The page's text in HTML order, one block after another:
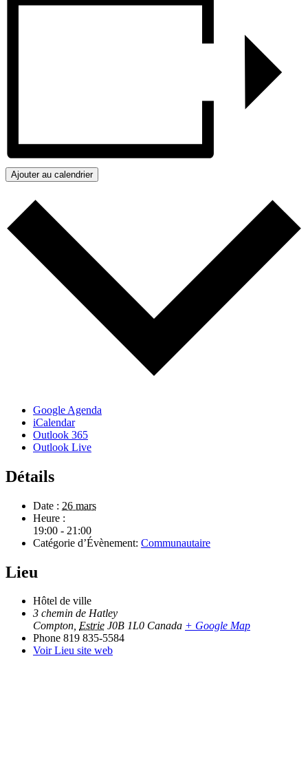
Ajouter au calendrier
Google Agenda
iCalendar
Outlook 365
Outlook Live
Détails
Date : 26 mars
Heure :
19:00 - 21:00
Catégorie d’Évènement: Communautaire
Lieu
Hôtel de ville
3 chemin de Hatley
Compton, Estrie J0B 1L0 Canada + Google Map
Phone 819 835-5584
Voir Lieu site web